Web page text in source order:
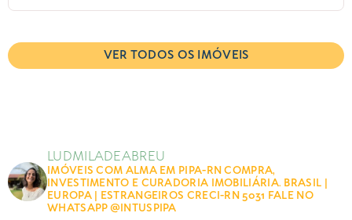
VER TODOS OS IMÓVEIS
LUDMILADEABREU
IMÓVEIS COM ALMA EM PIPA-RNCOMPRA,
INVESTIMENTO E CURADORIA IMOBILIÁRIA. BRASIL |
EUROPA | ESTRANGEIROS CRECI-RN 5031 FALE NO
WHATSAPP@INTUSPIPA